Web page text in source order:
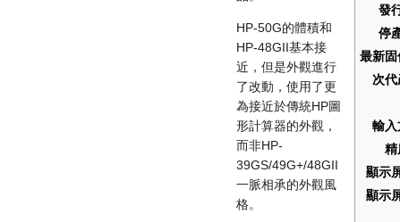
發
停
最新
次代
輸入
精
顯示
顯示
HP-50G的體積和
HP-48GII基本接
近，但是外觀進行
了改動，使用了更
為接近於傳統HP圖
形計算器的外觀，
而非HP-
39GS/49G+/48GII
一脈相承的外觀風
格。